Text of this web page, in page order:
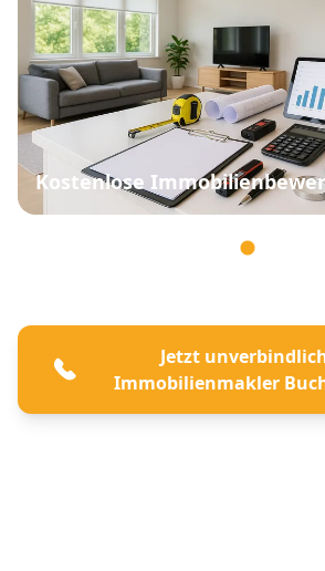
Kostenlose
Jetzt
Immobilienmakler
beraten